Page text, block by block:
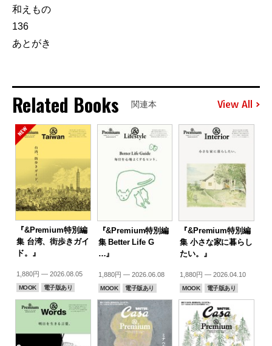
和えもの
136
あとがき
Related Books 関連本 View All
『&Premium特別編
集 台湾、街歩きガイ
ド。』
1,880円 — 2026.08.05
MOOK 電子版あり
『&Premium特別編
集 Better Life G
…』
1,880円 — 2026.06.08
MOOK 電子版あり
『&Premium特別編
集 小さな家に暮らし
たい。』
1,880円 — 2026.04.10
MOOK 電子版あり